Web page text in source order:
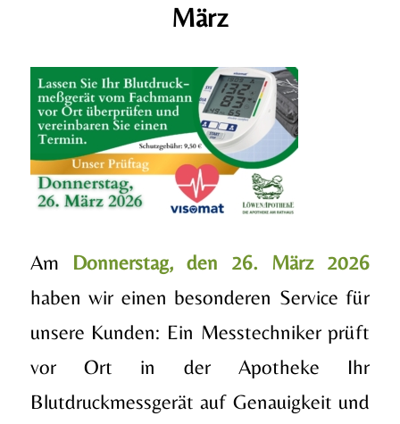
März
Am Donnerstag, den 26. März 2026
haben wir einen besonderen Service für
unsere Kunden: Ein Messtechniker prüft
vor Ort in der Apotheke Ihr
Blutdruckmessgerät auf Genauigkeit und